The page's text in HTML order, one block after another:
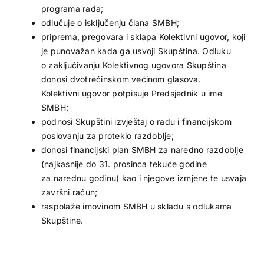
programa rada;
odlučuje o isključenju člana SMBH;
priprema, pregovara i sklapa Kolektivni ugovor, koji
je punovažan kada ga usvoji Skupština. Odluku
o zaključivanju Kolektivnog ugovora Skupština
donosi dvotrećinskom većinom glasova.
Kolektivni ugovor potpisuje Predsjednik u ime
SMBH;
podnosi Skupštini izvještaj o radu i financijskom
poslovanju za proteklo razdoblje;
donosi financijski plan SMBH za naredno razdoblje
(najkasnije do 31. prosinca tekuće godine
za narednu godinu) kao i njegove izmjene te usvaja
završni račun;
raspolaže imovinom SMBH u skladu s odlukama
Skupštine.